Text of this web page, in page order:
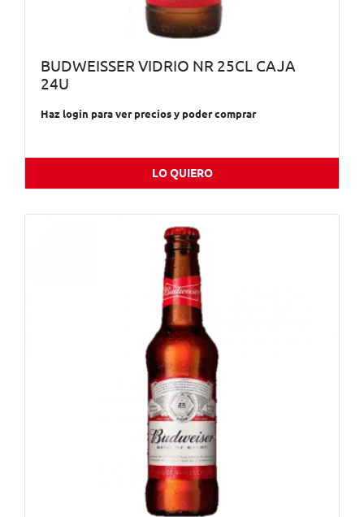
BUDWEISSER VIDRIO NR 25CL CAJA
24U
Haz login para ver precios y poder comprar
LO QUIERO